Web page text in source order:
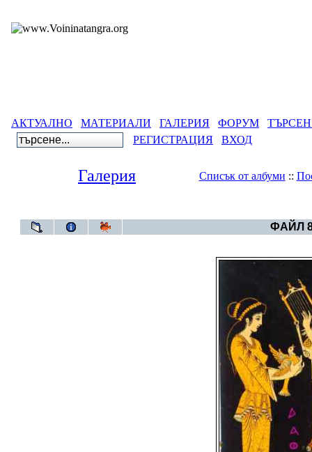
АКТУАЛНО МАТЕРИАЛИ ГАЛЕРИЯ ФОРУМ
РЕГИСТРАЦИЯ
ВХОД
Галерия Списък от албуми ::
ФАЙЛ